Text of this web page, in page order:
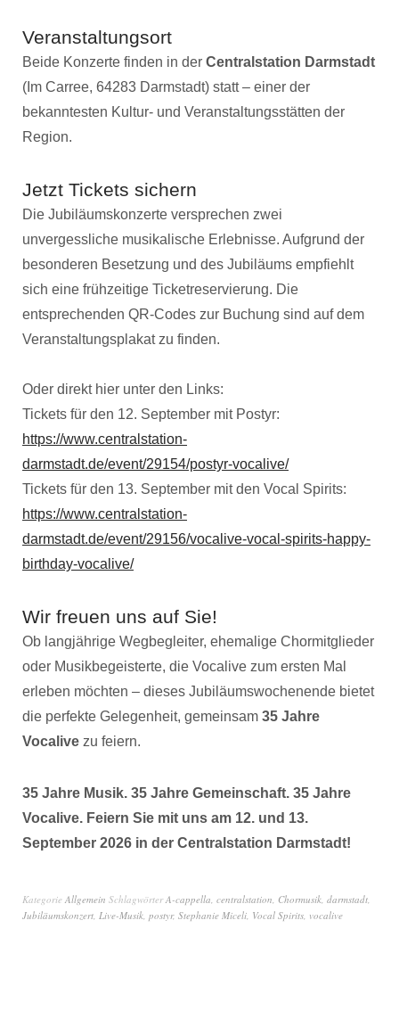
Veranstaltungsort
Beide Konzerte finden in der Centralstation Darmstadt
(Im Carree, 64283 Darmstadt) statt – einer der
bekanntesten Kultur- und Veranstaltungsstätten der
Region.
Jetzt Tickets sichern
Die Jubiläumskonzerte versprechen zwei
unvergessliche musikalische Erlebnisse. Aufgrund der
besonderen Besetzung und des Jubiläums empfiehlt
sich eine frühzeitige Ticketreservierung. Die
entsprechenden QR-Codes zur Buchung sind auf dem
Veranstaltungsplakat zu finden.
Oder direkt hier unter den Links:
Tickets für den 12. September mit Postyr:
https://www.centralstation-
darmstadt.de/event/29154/postyr-vocalive/
Tickets für den 13. September mit den Vocal Spirits:
https://www.centralstation-
darmstadt.de/event/29156/vocalive-vocal-spirits-happy-
birthday-vocalive/
Wir freuen uns auf Sie!
Ob langjährige Wegbegleiter, ehemalige Chormitglieder
oder Musikbegeisterte, die Vocalive zum ersten Mal
erleben möchten – dieses Jubiläumswochenende bietet
die perfekte Gelegenheit, gemeinsam 35 Jahre
Vocalive zu feiern.
35 Jahre Musik. 35 Jahre Gemeinschaft. 35 Jahre
Vocalive. Feiern Sie mit uns am 12. und 13.
September 2026 in der Centralstation Darmstadt!
Kategorie Allgemein SchlagwörterA-cappella centralstation Chormusik darmstadt
Jubiläumskonzert Live-Musik postyr, Stephanie Miceli Vocal Spirits vocalive